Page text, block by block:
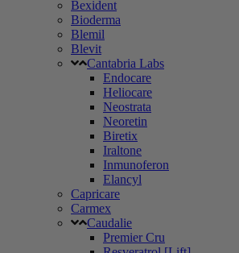
Bexident
Bioderma
Blemil
Blevit
Cantabria Labs
Endocare
Heliocare
Neostrata
Neoretin
Biretix
Iraltone
Inmunoferon
Elancyl
Capricare
Carmex
Caudalie
Premier Cru